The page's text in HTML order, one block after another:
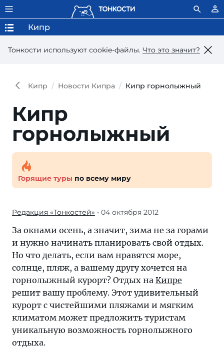
Тонкости используют сookie-файлы. Что это значит?
Кипр
Кипр Новости Кипра Кипр горнолыжный
Кипр
горнолыжный
Горящие туры по всему миру
Редакция «Тонкостей» • 04 октября 2012
За окнами осень, а значит, зима не за горами
и нужно начинать планировать свой отдых.
Но что делать, если вам нравятся море,
солнце, пляж, а вашему другу хочется на
горнолыжный курорт? Отдых на Кипре
решит вашу проблему. Этот удивительный
курорт с чистейшими пляжами и мягким
климатом может предложить туристам
уникальную возможность горнолыжного
отдыха.